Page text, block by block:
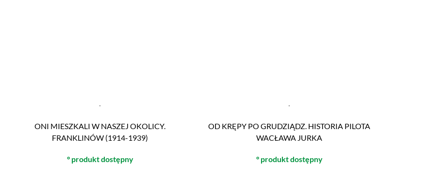
ONI MIESZKALI W NASZEJ OKOLICY.
FRANKLINÓW (1914-1939)
° produkt dostępny
OD KRĘPY PO GRUDZIĄDZ. HISTORIA PILOTA
WACŁAWA JURKA
° produkt dostępny